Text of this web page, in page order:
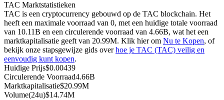
Kopiëren Handel
TAC Marktstatistieken
TAC is een cryptocurrency gebouwd op de TAC blockchain. Het
heeft een maximale voorraad van 0, met een huidige totale voorraad
van 10.11B en een circulerende voorraad van 4.66B, wat het een
marktkapitalisatie geeft van 20.99M. Klik hier om Nu te Kopen, of
bekijk onze stapsgewijze gids overhoe je TAC (TAC) veilig en
eenvoudig kunt kopen.
Huidige Prijs$0.00439
Circulerende Voorraad4.66B
Marktkapitalisatie$20.99M
Volume(24u)$14.74M